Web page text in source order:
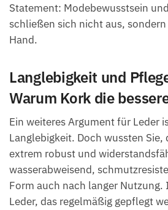
Statement: Modebewusstsein
schließen sich nicht aus, sondern
Hand.
Langlebigkeit und
Warum Kork die
Ein weiteres Argument für Leder
Langlebigkeit. Doch wussten Sie,
extrem robust und
wasserabweisend,
Form auch nach langer Nutzung.
Leder, das regelmäßig gepflegt